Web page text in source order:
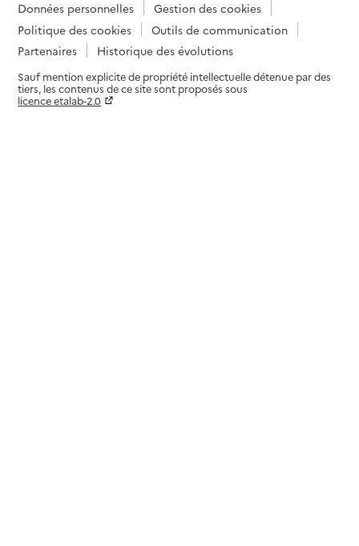
Données personnelles
Gestion des cookies
Politique des cookies
Outils de communication
Partenaires
Historique des évolutions
Sauf mention explicite de propriété intellectuelle détenue par des
tiers, les contenus de ce site sont proposés sous
licence etalab-2.0